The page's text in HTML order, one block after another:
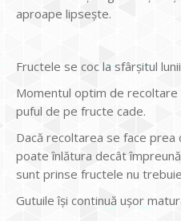
aproape lipsește.
Fructele se coc la sfârșitul
Momentul optim de
puful de pe fructe cade.
Dacă recoltarea se face prea
poate înlătura decât
sunt prinse fructele nu
Gutuile își continuă ușor